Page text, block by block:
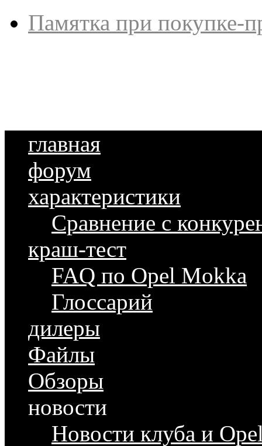
Памятка при покупке-
главная
форум
характеристики
Сравнение с
краш-тест
FAQ по Opel Mokka
Глоссарий
дилеры
Файлы
Обзоры
новости
Новости клуба и